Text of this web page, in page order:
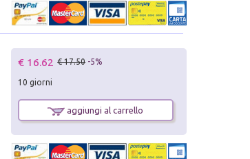
€ 16.62 € 17.50 -5%
10 giorni
aggiungi al carrello